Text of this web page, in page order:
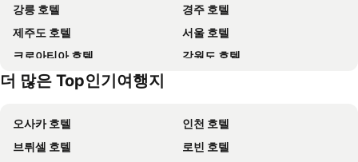
강릉 호텔
경주 호텔
제주도 호텔
서울 호텔
크로아티아 호텔
강원도 호텔
괌 호텔
더 많은 Top인기여행지
오사카 호텔
인천 호텔
브뤼셀 호텔
로빈 호텔